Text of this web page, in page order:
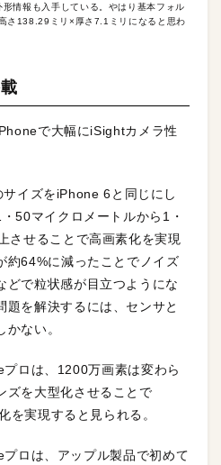
情報も入手している。やはり基本フォル
さ138.29ミリ×厚さ7.1ミリになると思わ
で大幅にiSightカメラ性
イズをiPhone 6と同じにし
50マイクロメートルから1・
させることで高画素化を実現
約64%に減ったことでノイズ
どで粒状感が目立つようにな
題を解決するには、センサと
ない。
ロは、1200万画素は変わら
ズを大型化させることで
を実現すると見られる。
ロは、アップル製品で初めて